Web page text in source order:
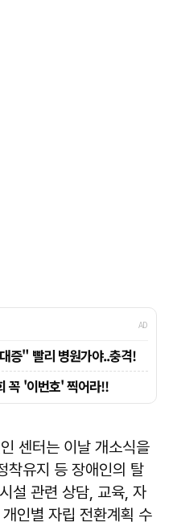
센터는 이날 개소식을
착유지 등 장애인의 탈
설 관련 상담, 교육, 자
인별 자립 전환계획 수